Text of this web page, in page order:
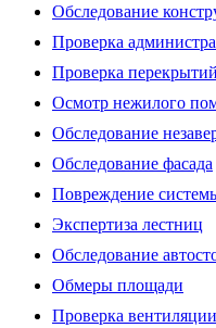
Обследование
Проверка
Проверка перекрытий
Осмотр нежилого
Обследование
Обследование фасада
Повреждение
Экспертиза лестниц
Обследование
Обмеры площади
Проверка вентиляции